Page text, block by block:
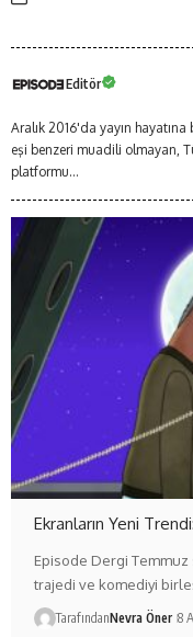
Editör
Aralık 2016'da yayın
eşi benzeri muadili olmayan,
platformu...
Ekranların Yeni
Episode Dergi Temmuz
trajedi ve komediyi
TarafındanNevra Öner 8